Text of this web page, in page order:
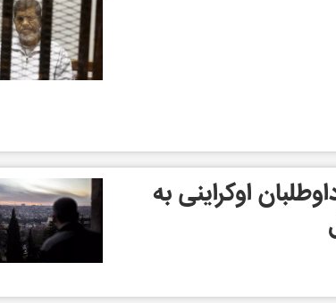
اوکراینی به